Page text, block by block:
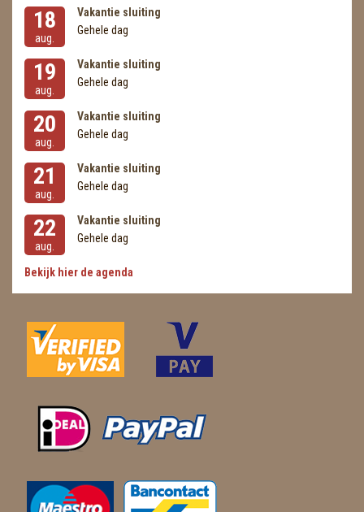
18
aug.
Vakantie sluiting
Gehele dag
19
aug.
Vakantie sluiting
Gehele dag
20
aug.
Vakantie sluiting
Gehele dag
21
aug.
Vakantie sluiting
Gehele dag
22
aug.
Vakantie sluiting
Gehele dag
Bekijk hier de agenda